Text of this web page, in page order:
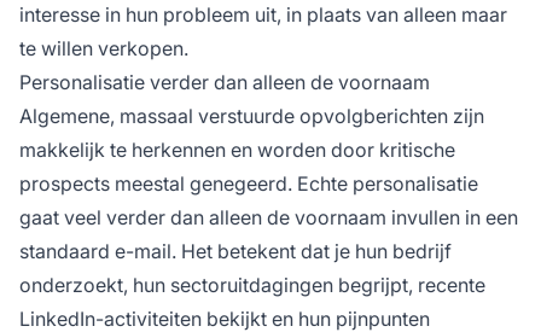
interesse in hun probleem uit, in plaats van alleen maar
te willen verkopen.
Personalisatie verder dan alleen de voornaam
Algemene, massaal verstuurde opvolgberichten zijn
makkelijk te herkennen en worden door kritische
prospects meestal genegeerd. Echte personalisatie
gaat veel verder dan alleen de voornaam invullen in een
standaard e-mail. Het betekent dat je hun bedrijf
onderzoekt, hun sectoruitdagingen begrijpt, recente
LinkedIn-activiteiten bekijkt en hun pijnpunten